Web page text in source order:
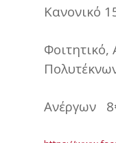
Κανονικό
Ανέργων